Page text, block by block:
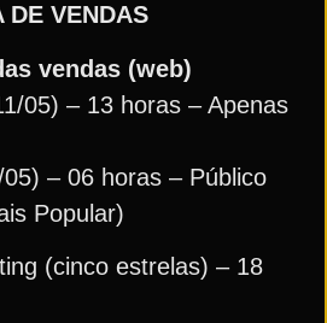
DE VENDAS
vendas (web)
05) – 13 horas – Apenas
– 06 horas – Público
Popular)
(cinco estrelas) – 18